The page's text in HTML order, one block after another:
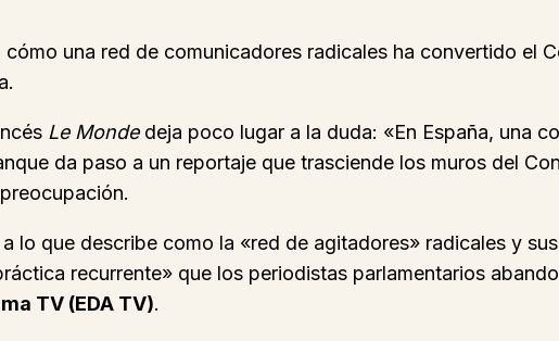
una red de comunicadores radicales ha convertido el
Le Mondedeja poco lugar a la duda: «En España, una
da paso a un reportaje que trasciende los muros del
lo que describe como la «red de agitadores» radicales y
recurrente» que los periodistas parlamentarios
TV (EDA TV).